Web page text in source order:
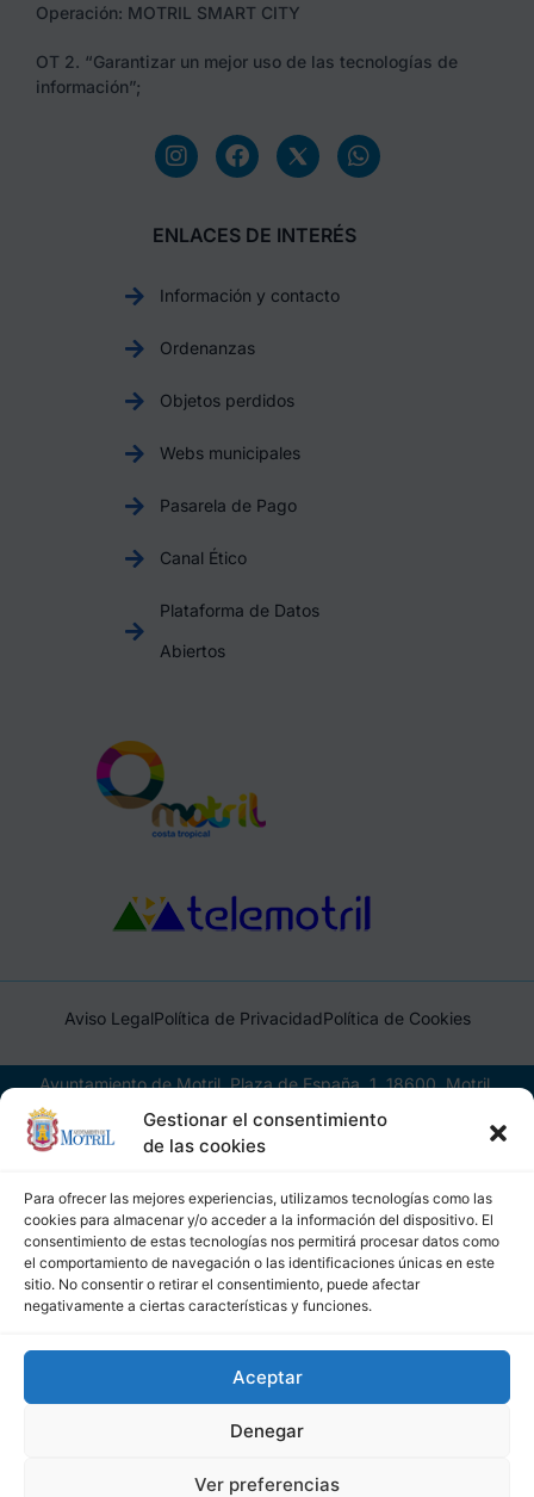
Gestionar el consentimiento
de las cookies
Para ofrecer las mejores experiencias, utilizamos tecnologías como las
cookies para almacenar y/o acceder a la información del dispositivo. El
consentimiento de estas tecnologías nos permitirá procesar datos como
el comportamiento de navegación o las identificaciones únicas en este
sitio. No consentir o retirar el consentimiento, puede afectar
negativamente a ciertas características y funciones.
Aceptar
Denegar
Ver preferencias
Operación: MOTRIL SMART CITY
OT 2. “Garantizar un mejor uso de las tecnologías de
información”;
ENLACES DE INTERÉS
Información y contacto
Ordenanzas
Objetos perdidos
Webs municipales
Pasarela de Pago
Canal Ético
Plataforma de Datos
Abiertos
Aviso LegalPolítica de PrivacidadPolítica de Cookies
Ayuntamiento de Motril, Plaza de España, 1, 18600, Motril,
(Granada), CIF: P1814200J, DIR3: L01181400